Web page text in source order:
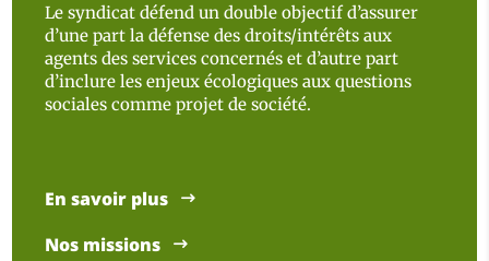
Le syndicat défend un double objectif d’assurer
d’une part la défense des droits/intérêts aux
agents des services concernés et d’autre part
d’inclure les enjeux écologiques aux questions
sociales comme projet de société.
En savoir plus
Nos missions